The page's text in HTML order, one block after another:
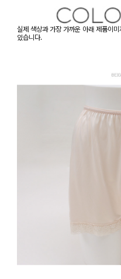
실제 색상과 가장 가까운 아래 제품이
있습니다.